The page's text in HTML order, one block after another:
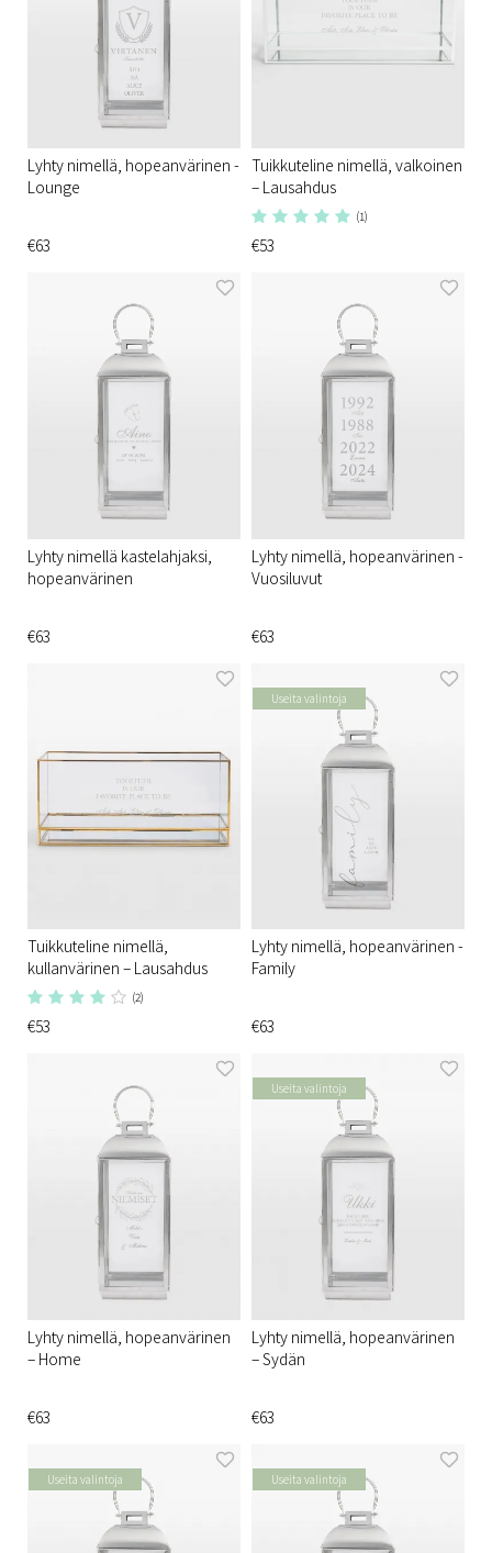
Lyhty nimellä, hopeanvärinen -
Lounge
€63
Tuikkuteline nimellä, valkoinen
– Lausahdus
(1)
€53
Lyhty nimellä kastelahjaksi,
hopeanvärinen
€63
Lyhty nimellä, hopeanvärinen -
Vuosiluvut
€63
Tuikkuteline nimellä,
kullanvärinen – Lausahdus
(2)
€53
Useita valintoja
Lyhty nimellä, hopeanvärinen -
Family
€63
Lyhty nimellä, hopeanvärinen
– Home
€63
Useita valintoja
Lyhty nimellä, hopeanvärinen
– Sydän
€63
Useita valintoja Useita valintoja